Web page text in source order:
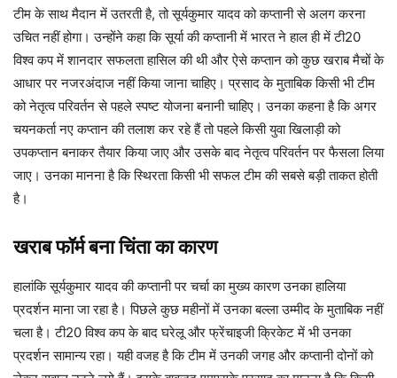
टीम के साथ मैदान में उतरती है, तो सूर्यकुमार यादव को कप्तानी से अलग करना
उचित नहीं होगा। उन्होंने कहा कि सूर्या की कप्तानी में भारत ने हाल ही में टी20
विश्व कप में शानदार सफलता हासिल की थी और ऐसे कप्तान को कुछ खराब मैचों के
आधार पर नजरअंदाज नहीं किया जाना चाहिए। प्रसाद के मुताबिक किसी भी टीम
को नेतृत्व परिवर्तन से पहले स्पष्ट योजना बनानी चाहिए। उनका कहना है कि अगर
चयनकर्ता नए कप्तान की तलाश कर रहे हैं तो पहले किसी युवा खिलाड़ी को
उपकप्तान बनाकर तैयार किया जाए और उसके बाद नेतृत्व परिवर्तन पर फैसला लिया
जाए। उनका मानना है कि स्थिरता किसी भी सफल टीम की सबसे बड़ी ताकत होती
है।
खराब फॉर्म बना चिंता का कारण
हालांकि सूर्यकुमार यादव की कप्तानी पर चर्चा का मुख्य कारण उनका हालिया
प्रदर्शन माना जा रहा है। पिछले कुछ महीनों में उनका बल्ला उम्मीद के मुताबिक नहीं
चला है। टी20 विश्व कप के बाद घरेलू और फ्रेंचाइजी क्रिकेट में भी उनका
प्रदर्शन सामान्य रहा। यही वजह है कि टीम में उनकी जगह और कप्तानी दोनों को